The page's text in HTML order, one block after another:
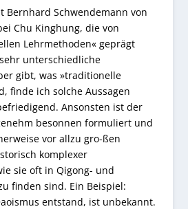
Bernhard Schwendemann von
Chu Kinghung, die von
Lehrmethoden« geprägt
unterschiedliche
gibt, was »traditionelle
finde ich solche Aussagen
Ansonsten ist der
besonnen formuliert und
vor allzu gro-ßen
komplexer
sie oft in Qigong- und
finden sind. Ein Beispiel:
entstand, ist unbekannt.